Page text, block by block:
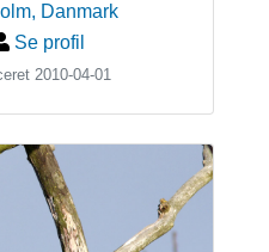
, Danmark
Se profil
2010-04-01